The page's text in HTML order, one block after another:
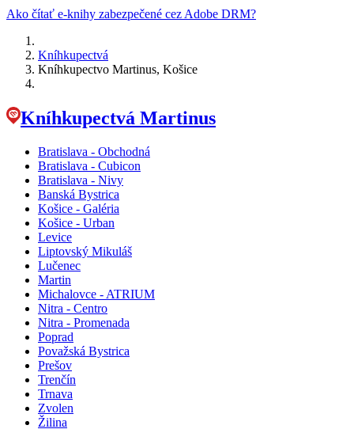
Ako čítať e-knihy zabezpečené cez Adobe DRM?
Kníhkupectvá
Kníhkupectvo Martinus, Košice
Kníhkupectvá Martinus
Bratislava - Obchodná
Bratislava - Cubicon
Bratislava - Nivy
Banská Bystrica
Košice - Galéria
Košice - Urban
Levice
Liptovský Mikuláš
Lučenec
Martin
Michalovce - ATRIUM
Nitra - Centro
Nitra - Promenada
Poprad
Považská Bystrica
Prešov
Trenčín
Trnava
Zvolen
Žilina